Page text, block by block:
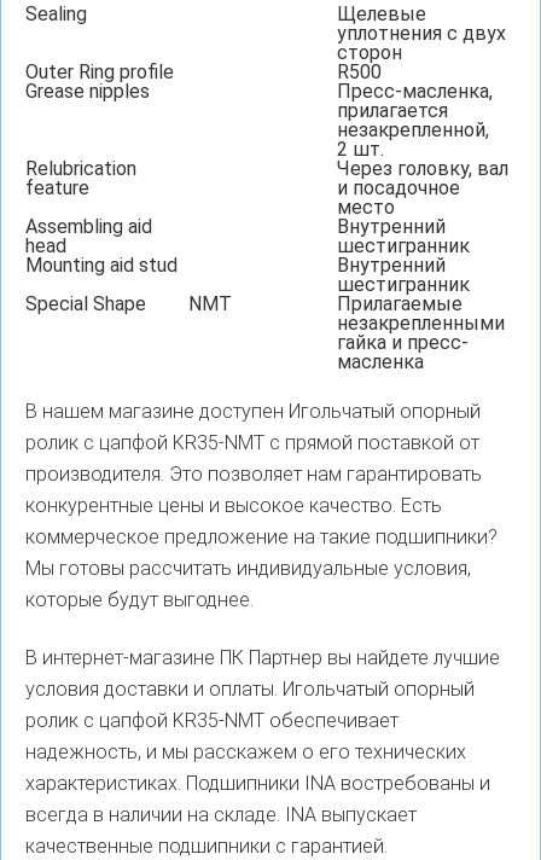
Sealing
Щелевые
уплотнения с двух
сторон
Outer Ring profile
R500
Grease nipples
Пресс-масленка,
прилагается
незакрепленной,
2 шт.
Relubrication
feature
Через головку, вал
и посадочное
место
Assembling aid
head
Внутренний
шестигранник
Mounting aid stud
Внутренний
шестигранник
Special Shape
NMT
Прилагаемые
незакрепленными
гайка и пресс-
масленка
В нашем магазине доступен Игольчатый опорный
ролик с цапфой KR35-NMT с прямой поставкой от
производителя. Это позволяет нам гарантировать
конкурентные цены и высокое качество. Есть
коммерческое предложение на такие подшипники?
Мы готовы рассчитать индивидуальные условия,
которые будут выгоднее.
В интернет-магазине ПК Партнер вы найдете лучшие
условия доставки и оплаты. Игольчатый опорный
ролик с цапфой KR35-NMT обеспечивает
надежность, и мы расскажем о его технических
характеристиках. Подшипники INA востребованы и
всегда в наличии на складе. INA выпускает
качественные подшипники с гарантией.